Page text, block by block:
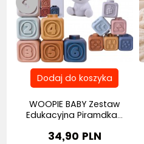
WOOPIE BABY Zestaw
Edukacyjna Piramdka...
34,90 PLN